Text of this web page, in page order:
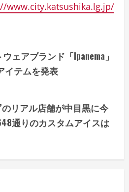
www.city.katsushika.lg.jp/
ェアブランド「Ipanema」
イテムを発表
リアル店舗が中目黒に今
通りのカスタムアイスは